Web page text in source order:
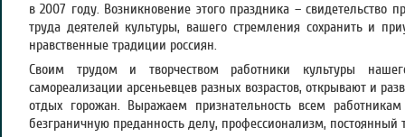
в 2007 году. Возникновение этого праздника – свидетельство
труда деятелей культуры, вашего стремления сохранить и
нравственные традиции россиян.
Своим трудом и творчеством работники культуры
самореализации арсеньевцев разных возрастов, открывают и
отдых горожан. Выражаем признательность всем
безграничную преданность делу, профессионализм, постоянный